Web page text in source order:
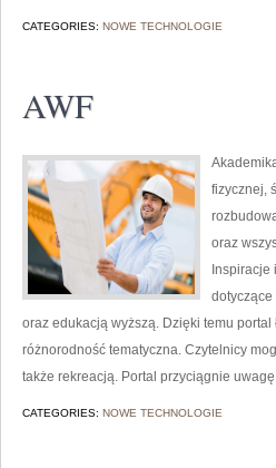
CATEGORIES: NOWE TECHNOLOGIE
AWF
fizycznej,
oraz
oraz edukacją wyższą. Dzięki temu
różnorodność tematyczna. Czytelnicy
także rekreacją. Portal przyciągnie
CATEGORIES: NOWE TECHNOLOGIE